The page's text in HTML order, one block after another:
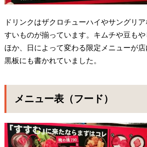
ドリンクはザクロチューハイやサングリ
すいものが揃っています。キムチや豆も
ほか、日によって変わる限定メニューが
黒板にも書かれていました。
メニュー表（フード）